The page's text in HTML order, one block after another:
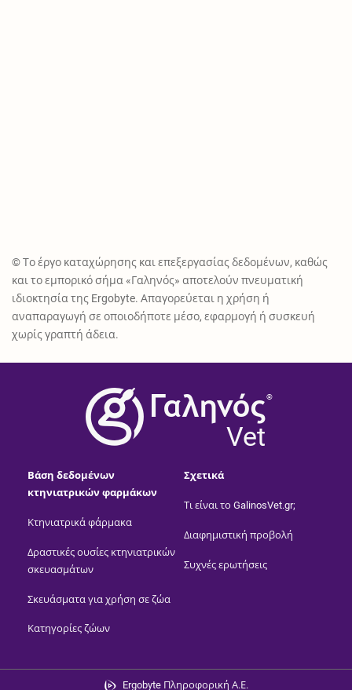
© Το έργο καταχώρησης και επεξεργασίας δεδομένων, καθώς
και το εμπορικό σήμα «Γαληνός» αποτελούν πνευματική
ιδιοκτησία της Ergobyte. Απαγορεύεται η χρήση ή
αναπαραγωγή σε οποιοδήποτε μέσο, εφαρμογή ή συσκευή
χωρίς γραπτή άδεια.
®
Vet
Βάση δεδομένων
κτηνιατρικών φαρμάκων
Κτηνιατρικά φάρμακα
Δραστικές ουσίες κτηνιατρικών
σκευασμάτων
Σκευάσματα για χρήση σε ζώα
Κατηγορίες ζώων
Σχετικά
Τι είναι το GalinosVet.gr;
Διαφημιστική προβολή
Συχνές ερωτήσεις
Ergobyte Πληροφορική Α.Ε.